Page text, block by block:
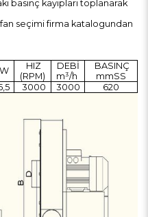
basınç kayıpları toplanarak
seçimi firma katalogundan
HIZ
(RPM)
DEBİ
m³/h
BASINÇ
mmSS
3000 3000 620